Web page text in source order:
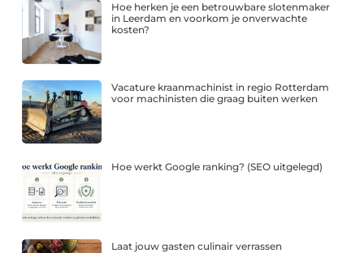
Hoe herken je een betrouwbare slotenmaker
in Leerdam en voorkom je onverwachte
kosten?
Vacature kraanmachinist in regio Rotterdam
voor machinisten die graag buiten werken
Hoe werkt Google ranking? (SEO uitgelegd)
Laat jouw gasten culinair verrassen